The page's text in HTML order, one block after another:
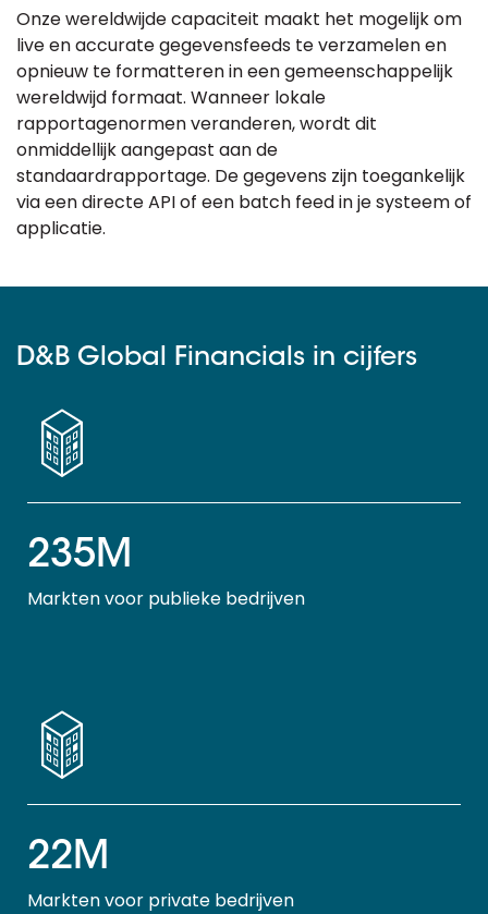
Onze wereldwijde capaciteit maakt het mogelijk om
live en accurate gegevensfeeds te verzamelen en
opnieuw te formatteren in een gemeenschappelijk
wereldwijd formaat. Wanneer lokale
rapportagenormen veranderen, wordt dit
onmiddellijk aangepast aan de
standaardrapportage. De gegevens zijn toegankelijk
via een directe API of een batch feed in je systeem of
applicatie.
D&B Global Financials in cijfers
235M
Markten voor publieke bedrijven
22M
Markten voor private bedrijven